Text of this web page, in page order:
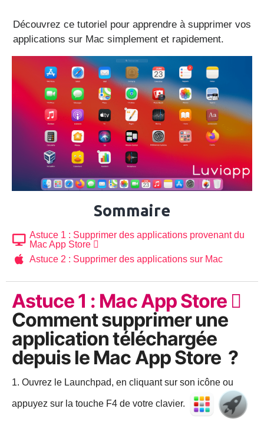
Découvrez ce tutoriel pour apprendre à supprimer vos
applications sur Mac simplement et rapidement.
Sommaire
Astuce 1 : Supprimer des applications provenant du
Mac App Store 
Astuce 2 : Supprimer des applications sur Mac
Astuce 1 : Mac App Store 
Comment supprimer une
application téléchargée
depuis le Mac App Store ?
1. Ouvrez le Launchpad, en cliquant sur son icône ou
appuyez sur la touche F4 de votre clavier.